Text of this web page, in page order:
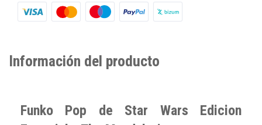
Información del producto
Funko Pop de Star Wars Edicion